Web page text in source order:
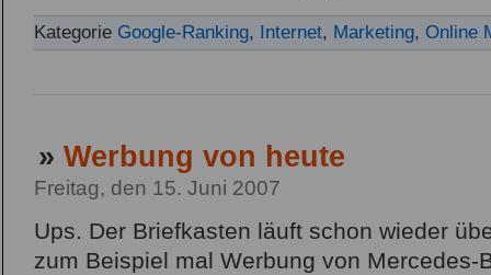
Kategorie Google-Ranking, Internet, Marketing, Online
» Werbung von heute
Freitag, den 15. Juni 2007
Ups. Der Briefkasten läuft schon wieder
zum Beispiel mal Werbung von Mercedes-